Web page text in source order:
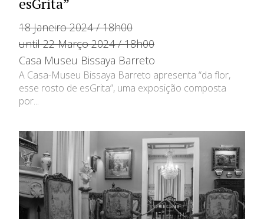
18 Janeiro 2024 / 18h00
until 22 Março 2024 / 18h00
Casa Museu Bissaya Barreto
A Casa-Museu Bissaya Barreto apresenta “da flor,
esse rosto de esGrita”, uma exposição composta
por...